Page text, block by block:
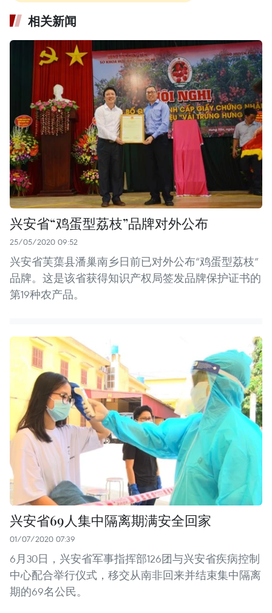
相关新闻
兴安省“鸡蛋型荔枝”品牌对外公布
25/05/2020 09:52
兴安省芙蕖县潘巢南乡日前已对外公布“鸡蛋型荔枝”
品牌。这是该省获得知识产权局签发品牌保护证书的
第19种农产品。
兴安省69人集中隔离期满安全回家
01/07/2020 07:39
6月30日，兴安省军事指挥部126团与兴安省疾病控制
中心配合举行仪式，移交从南非回来并结束集中隔离
期的69名公民。